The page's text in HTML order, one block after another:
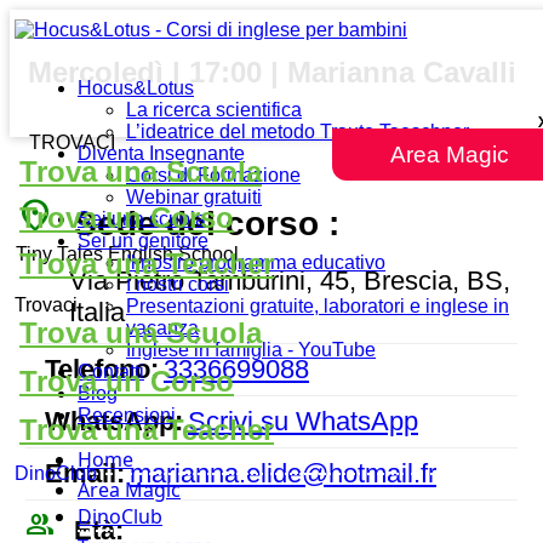
Hocus&Lotus
La ricerca scientifica
L’ideatrice del metodo Traute Taeschner
Diventa Insegnante
Corsi di Formazione
Webinar gratuiti
Sei una scuola
Sei un genitore
Il nostro programma educativo
I nostri corsi
Presentazioni gratuite, laboratori e inglese in
vacanza
Inglese in famiglia - YouTube
Contatti
Blog
Recensioni
Home
Area Magic
DinoClub
Area Magic
TROVACI
Trova una Scuola
Trova un Corso
Trova una Teacher
Trovaci
Trova una Scuola
Trova un Corso
Trova una Teacher
DinoClub
Mercoledì | 17:00 | Marianna Cavalli
place Sede del corso :
Tiny Tales English School
Via Pietro Tamburini, 45, Brescia, BS,
Italia
Telefono:3336699088
WhatsApp:Scrivi su WhatsApp
Email:marianna.elide@hotmail.fr
people_outline
Età: